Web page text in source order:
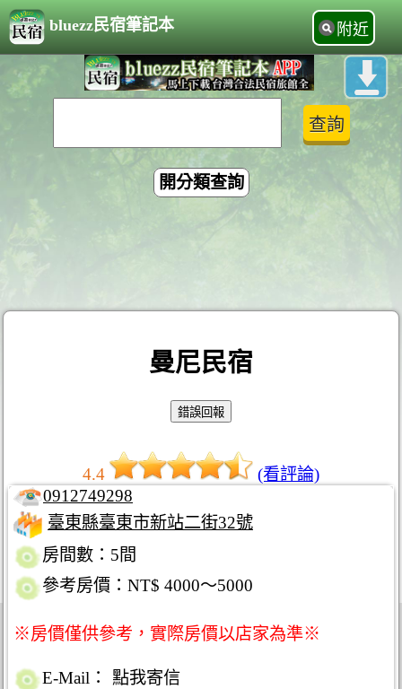
bluezz民宿筆記本 附近
開分類查詢
曼尼民宿
4.4
(看評論)
0912749298
臺東縣臺東市新站二街32號
房間數：5間
參考房價：NT$ 4000～5000
※房價僅供參考，實際房價以店家為準※
E-Mail：
點我寄信